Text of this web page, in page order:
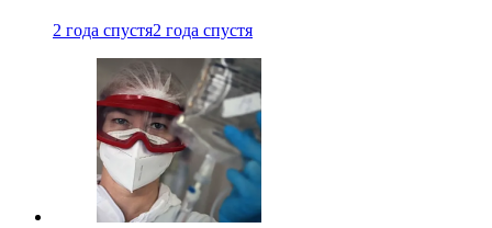
2 года спустя2 года спустя